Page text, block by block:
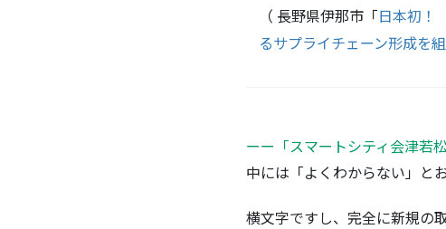
（ 長野県伊那市「日本初！
るサプライチェーン形成を
ーー「スマートシティ会津若
中には「よくわからない」と
横文字ですし、完全に新規の